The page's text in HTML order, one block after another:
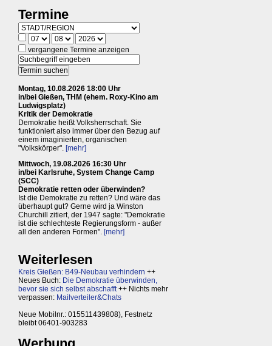
Termine
vergangene Termine anzeigen
Montag, 10.08.2026 18:00 Uhr
in/bei Gießen, THM (ehem. Roxy-Kino am
Ludwigsplatz)
Kritik der Demokratie
Demokratie heißt Volksherrschaft. Sie
funktioniert also immer über den Bezug auf
einem imaginierten, organischen
"Volkskörper". [mehr]
Mittwoch, 19.08.2026 16:30 Uhr
in/bei Karlsruhe, System Change Camp
(SCC)
Demokratie retten oder überwinden?
Ist die Demokratie zu retten? Und wäre das
überhaupt gut? Gerne wird ja Winston
Churchill zitiert, der 1947 sagte: "Demokratie
ist die schlechteste Regierungsform - außer
all den anderen Formen". [mehr]
Weiterlesen
Kreis Gießen: B49-Neubau verhindern ++
Neues Buch: Die Demokratie überwinden,
bevor sie sich selbst abschafft++ Nichts mehr
verpassen: Mailverteiler&Chats
Neue Mobilnr.: 015511439808), Festnetz
bleibt 06401-903283